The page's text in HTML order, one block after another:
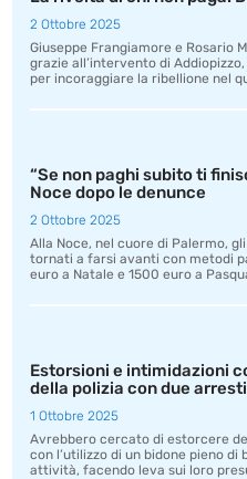
2 Ottobre 2025
Giuseppe Frangiamore e Rosario
grazie all’intervento di
per incoraggiare la ribellione nel
“Se non paghi subito ti
Noce dopo le denunce
2 Ottobre 2025
Alla Noce, nel cuore di Palermo,
tornati a farsi avanti con metodi
euro a Natale e 1500 euro a
Estorsioni e intimidazioni
della polizia con due arresti
1 Ottobre 2025
Avrebbero cercato di estorcere
con l’utilizzo di un bidone pieno
attività, facendo leva sui loro